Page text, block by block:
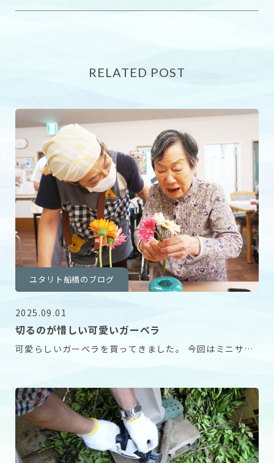
RELATED POST
ユタリト船橋のブログ
2025.09.01
切るのが惜しい可愛いガーベラ
可愛らしいガーベラを買ってきました。 今回はミニサイ